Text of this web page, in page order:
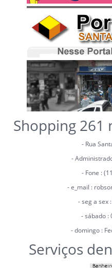
Shopping 261
- Rua
-
- Fone :
- e_mail :
- seg a sex
- sábado :
- domingo :
Serviços